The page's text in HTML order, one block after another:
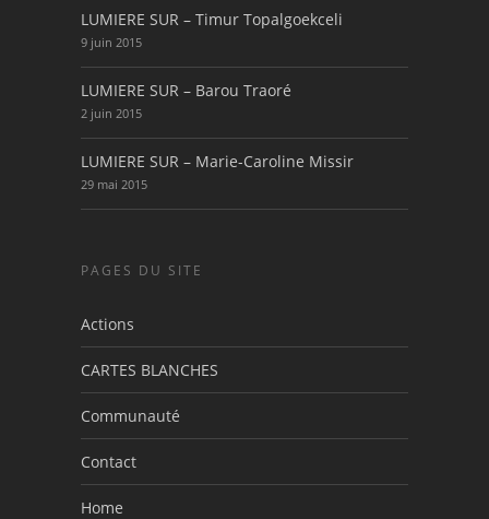
LUMIERE SUR – Timur Topalgoekceli
9 juin 2015
LUMIERE SUR – Barou Traoré
2 juin 2015
LUMIERE SUR – Marie-Caroline Missir
29 mai 2015
PAGES DU SITE
Actions
CARTES BLANCHES
Communauté
Contact
Home